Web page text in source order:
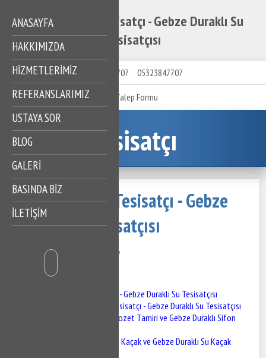
Gebze Duraklı Tesisatçı - Gebze Duraklı Su
Tesisatçısı
ANASAYFA
HAKKIMIZDA
HIZMETLERIMIZ
REFERANSLARIMIZ
USTAYA SOR
BLOG
GALERİ
BASINDA BİZ
İLETİŞİM
05323847707 05323847707
Talep Formu
Tesisatçı
Gebze Duraklı Tesisatçı - Gebze
Duraklı Su Tesisatçısı
25 Kasım 2020 511 Görüntüleme
İçindekiler
Gebze Duraklı Tesisatçı - Gebze Duraklı Su Tesisatçısı
Gebze Duraklı Tesisatçı - Gebze Duraklı Su Tesisatçısı
Gebze Duraklı Klozet Tamiri ve Gebze Duraklı Sifon
Gebze Duraklı Su Kaçak ve Gebze Duraklı Su Kaçak